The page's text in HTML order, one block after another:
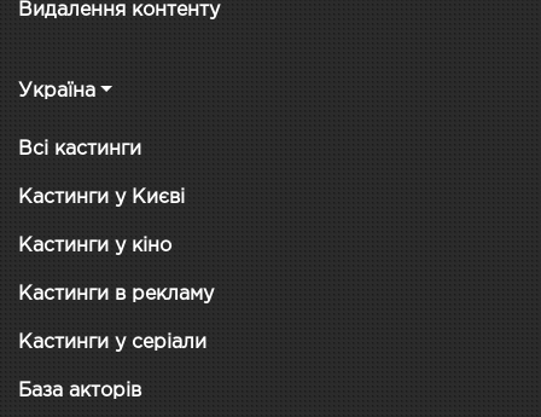
Видалення контенту
Україна
Всі кастинги
Кастинги у Києві
Кастинги у кіно
Кастинги в рекламу
Кастинги у серіали
База акторів